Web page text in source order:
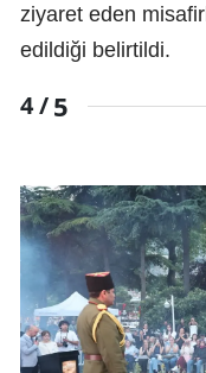
ziyaret eden
edildiği belirtildi.
4 /5